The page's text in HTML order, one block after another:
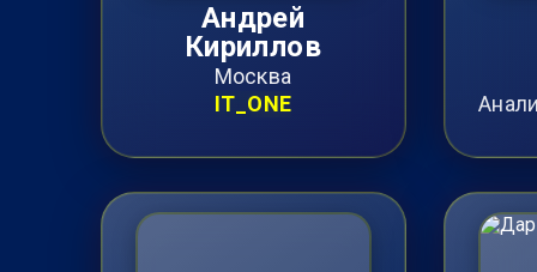
Андрей
Кириллов
Москва
IT_ONE